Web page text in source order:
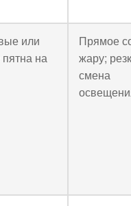
или
на
Прямое
жару;
смена